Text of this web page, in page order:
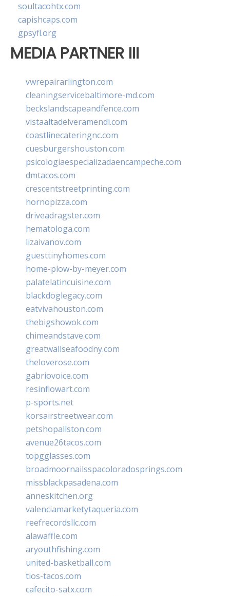
soultacohtx.com
capishcaps.com
gpsyfl.org
MEDIA PARTNER III
vwrepairarlington.com
cleaningservicebaltimore-md.com
beckslandscapeandfence.com
vistaaltadelveramendi.com
coastlinecateringnc.com
cuesburgershouston.com
psicologiaespecializadaencampeche.com
dmtacos.com
crescentstreetprinting.com
hornopizza.com
driveadragster.com
hematologa.com
lizaivanov.com
guesttinyhomes.com
home-plow-by-meyer.com
palatelatincuisine.com
blackdoglegacy.com
eatvivahouston.com
thebigshowok.com
chimeandstave.com
greatwallseafoodny.com
theloverose.com
gabriovoice.com
resinflowart.com
p-sports.net
korsairstreetwear.com
petshopallston.com
avenue26tacos.com
topgglasses.com
broadmoornailsspacoloradosprings.com
missblackpasadena.com
anneskitchen.org
valenciamarketytaqueria.com
reefrecordsllc.com
alawaffle.com
aryouthfishing.com
united-basketball.com
tios-tacos.com
cafecito-satx.com